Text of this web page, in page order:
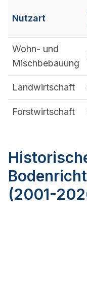
Nutzart
Wohn- und
Mischbebauung
Landwirtschaft
Forstwirtschaft
(2001-